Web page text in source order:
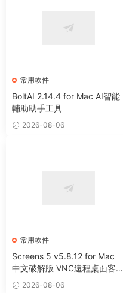
常用軟件
BoltAI 2.14.4 for Mac AI智能
輔助助手工具
2026-08-06
常用軟件
Screens 5 v5.8.12 for Mac
中文破解版 VNC遠程桌面客戶
端應用程序
2026-08-06